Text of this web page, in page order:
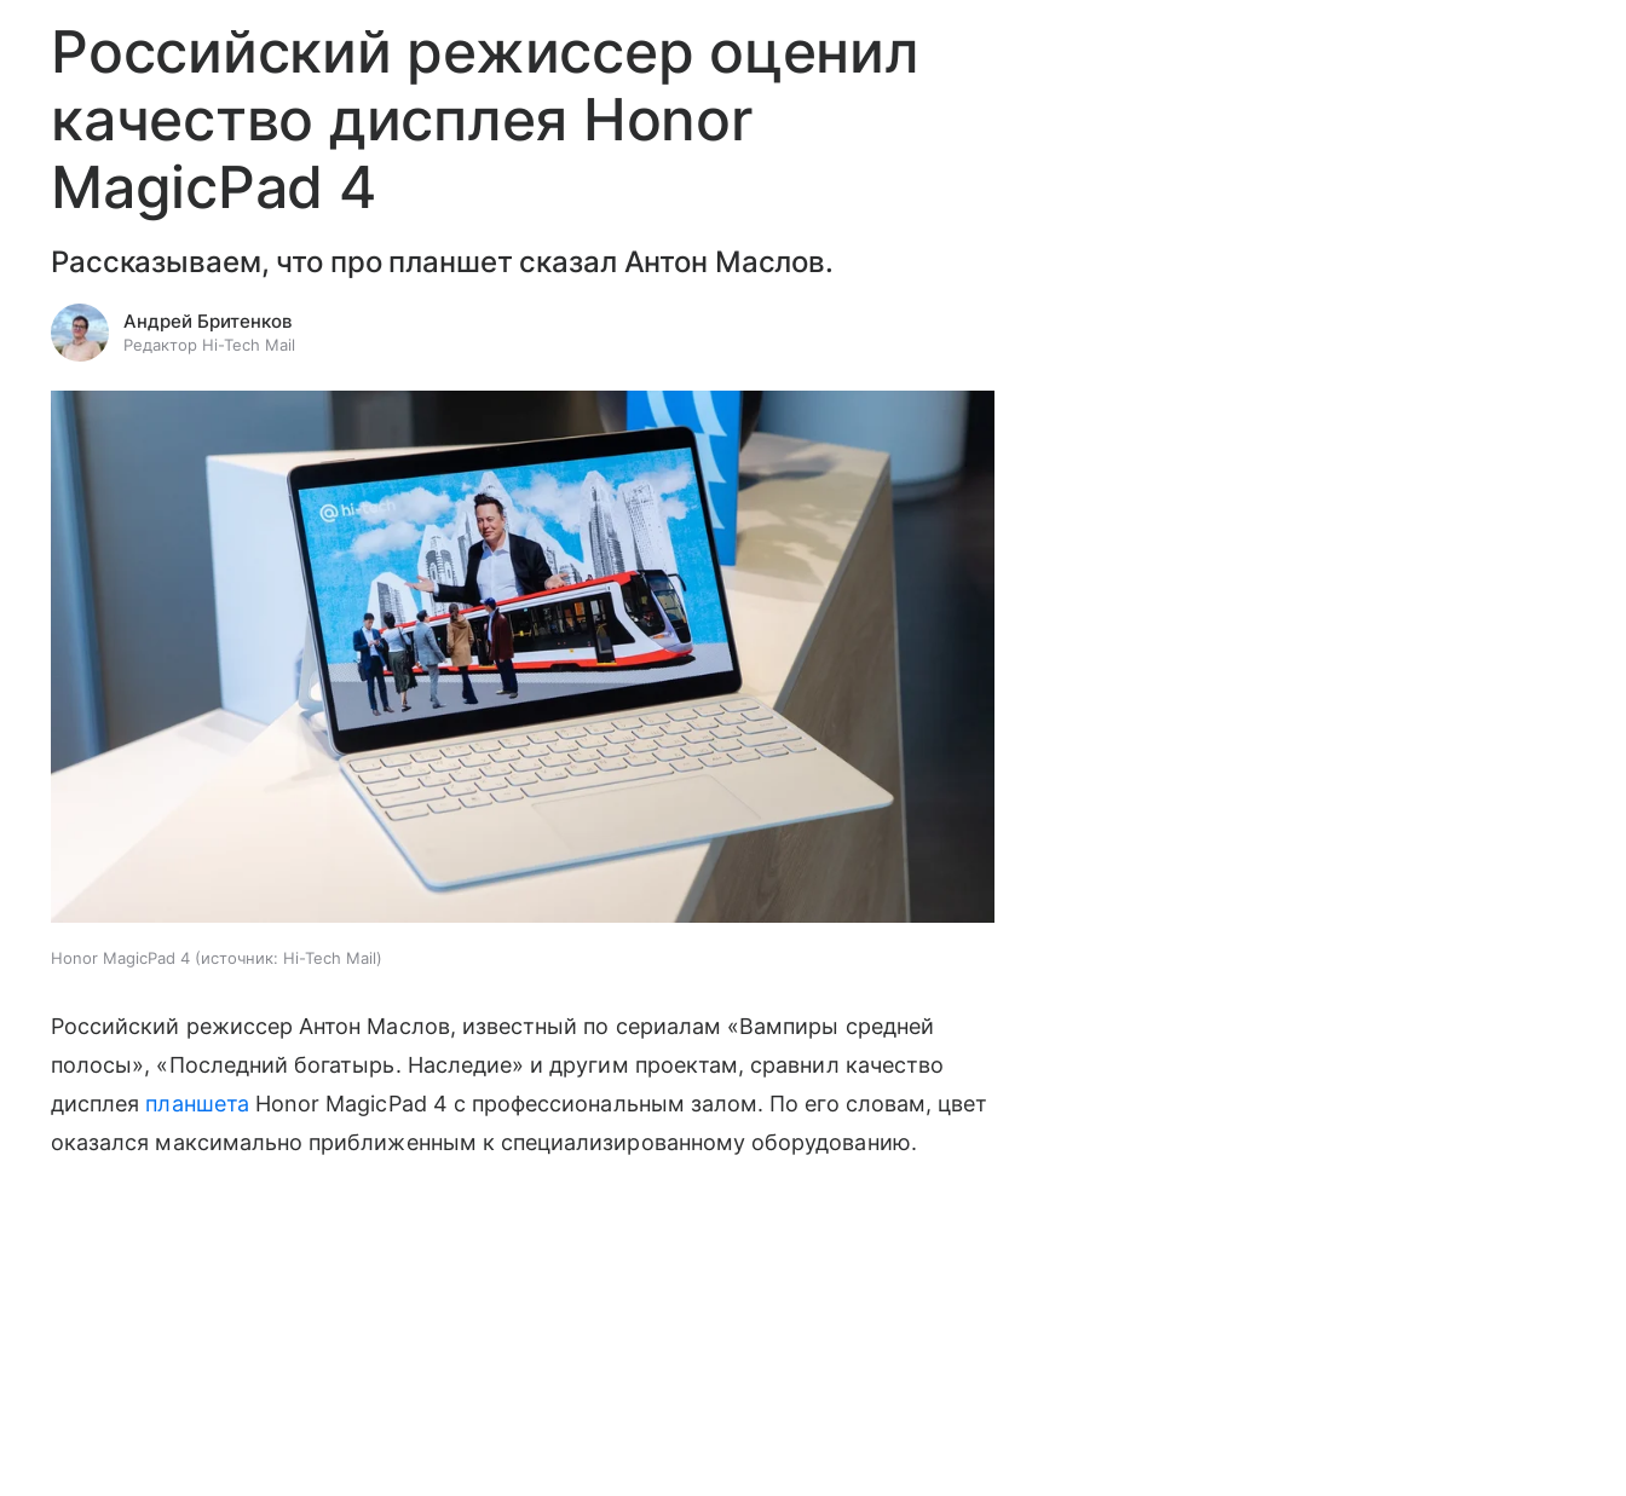
Российский режиссер оценил
качество дисплея Honor
MagicPad 4
Рассказываем, что про планшет сказал Антон Маслов.
Андрей Бритенков
Редактор Hi-Tech Mail
Honor MagicPad 4 источник: Hi-Tech Mail
Российский режиссер Антон Маслов, известный по сериалам «Вампиры средней
полосы», «Последний богатырь. Наследие» и другим проектам, сравнил качество
дисплея планшета Honor MagicPad 4 с профессиональным залом. По его словам, цвет
оказался максимально приближенным к специализированному оборудованию.